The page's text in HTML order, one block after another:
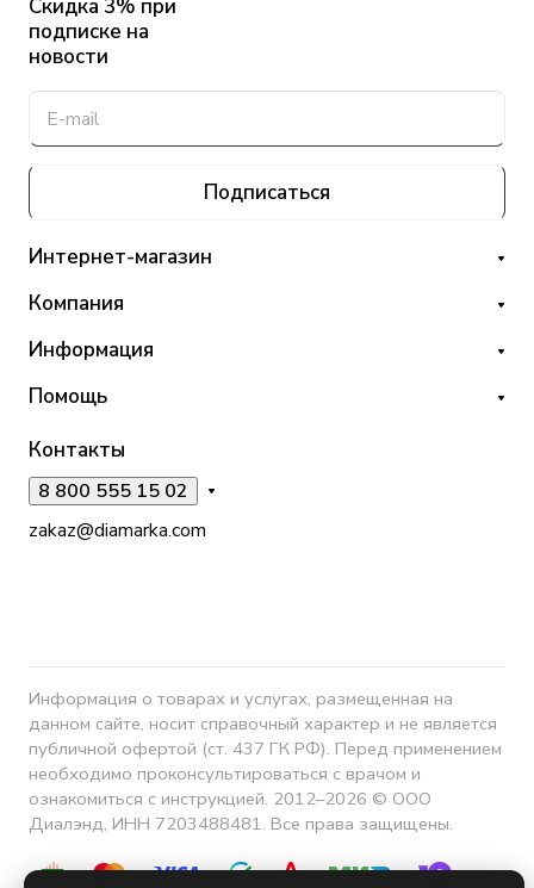
Скидка 3% при
подписке на
новости
Подписаться
Интернет-магазин
Компания
Информация
Помощь
Контакты
8 800 555 15 02
zakaz@diamarka.com
Информация о товарах и услугах, размещенная на
данном сайте, носит справочный характер и не является
публичной офертой (ст. 437 ГК РФ). Перед применением
необходимо проконсультироваться с врачом и
ознакомиться с инструкцией. 2012–2026 © ООО
Диалэнд, ИНН 7203488481. Все права защищены.